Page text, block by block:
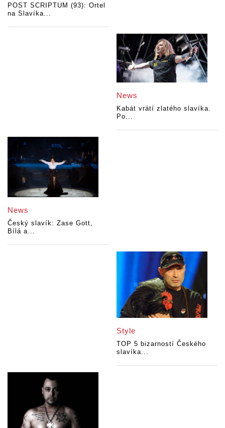
POST SCRIPTUM (93): Ortel
na Slavíka...
News
Kabát vrátí zlatého slavíka.
Po...
News
Český slavík: Zase Gott,
Bílá a...
Style
TOP 5 bizarností Českého
slavíka...